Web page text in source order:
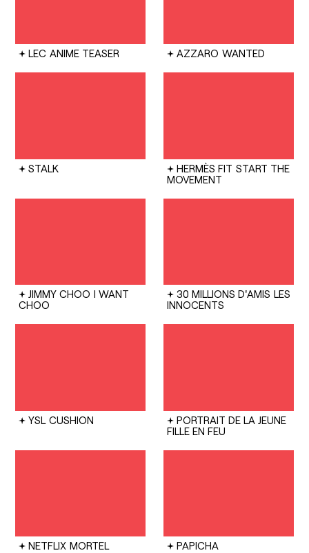
LEC ANIME TEASER AZZARO WANTED
STALK HERMÈS FIT START THE
MOVEMENT
JIMMY CHOO I WANT
CHOO
30 MILLIONS D'AMIS LES
INNOCENTS
YSL CUSHION
PORTRAIT DE LA JEUNE
FILLE EN FEU
NETFLIX MORTEL PAPICHA